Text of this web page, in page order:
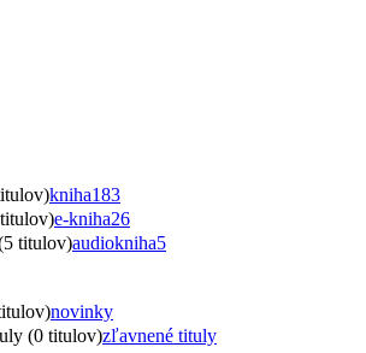
kniha183
e-kniha26
titulov)audiokniha5
novinky
(0 titulov)zľavnené tituly